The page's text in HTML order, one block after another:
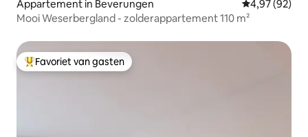
Appartement in Beverungen Gemiddelde
4,97 (92)
Mooi Weserbergland - zolderappartement 110 m²
Topfavoriet van gasten
Favoriet van gasten